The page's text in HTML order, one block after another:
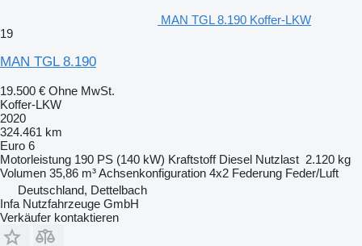
MAN TGL 8.190 Koffer-LKW
19
MAN TGL 8.190
19.500 € Ohne MwSt.
Koffer-LKW
2020
324.461 km
Euro 6
Motorleistung 190 PS (140 kW) Kraftstoff Diesel Nutzlast 2.120 kg
Volumen 35,86 m³Achsenkonfiguration 4x2 Federung Feder/Luft
Deutschland, Dettelbach
Infa Nutzfahrzeuge GmbH
Verkäufer kontaktieren